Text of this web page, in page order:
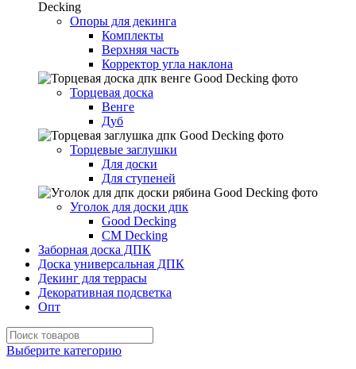
Опоры для декинга
Комплекты
Верхняя часть
Корректор угла наклона
Торцевая доска
Венге
Дуб
Торцевые заглушки
Для доски
Для ступеней
Уголок для доски дпк
Good Decking
CM Decking
Заборная доска ДПК
Доска универсальная ДПК
Декинг для террасы
Декоративная подсветка
Опт
Выберите категорию